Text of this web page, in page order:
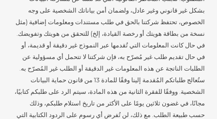
بشكل غير قانوني وغير عادل، ولضمان أمن بياناتك الشخصية على وجه
الخصوص، تحتفظ شركتنا بالحق في طلب مستندات ومعلومات إضافية (مثل
نسخة من بطاقة هويتك أو رخصة القيادة، إلخ) للتحقق من هويتك وتفويضك.
في حال كانت المعلومات التي تُقدمها عبر النموذج غير دقيقة أو قديمة، أو
في حال تقديم طلب غير مُصرّح به، فإن شركتنا لا تتحمل أي مسؤولية عن
الطلبات الناتجة عن هذه المعلومات غير الدقيقة أو الطلب غير المُصرّح به.
ستُعالج طلباتكم المُقدمة إلينا وفقًا للمادة 13 من قانون حماية البيانات
الشخصية. ووفقًا للفقرة الثانية من هذه المادة، سيتم الرد على طلبكم كتابيًا،
مجانًا، في غضون ثلاثين يومًا على الأكثر من تاريخ استلام طلبكم، وذلك
حسب طبيعة الطلب. مع ذلك، لن تُفرض أي رسوم على الردود الكتابية التي